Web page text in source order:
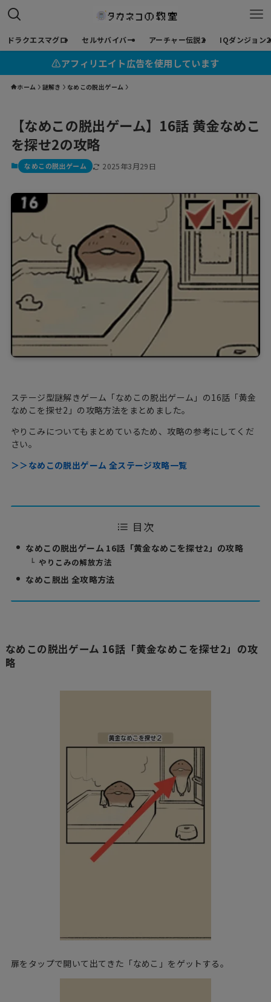
ドラクエスマグロ セルサバイバー アーチャー伝説2 IQダンジョン2
⚠︎アフィリエイト広告を使用しています
ホーム 謎解き なめこの脱出ゲーム
【なめこの脱出ゲーム】16話 黄金なめこ
を探せ2の攻略
なめこの脱出ゲーム 2025年3月29日
ステージ型謎解きゲーム「なめこの脱出ゲーム」の16話「黄金
なめこを探せ2」の攻略方法をまとめました。
やりこみについてもまとめているため、攻略の参考にしてくだ
さい。
＞＞なめこの脱出ゲーム 全ステージ攻略一覧
目次
なめこの脱出ゲーム 16話「黄金なめこを探せ2」の攻略
やりこみの解放方法
なめこ脱出 全攻略方法
なめこの脱出ゲーム 16話「黄金なめこを探せ2」の攻
略
扉をタップで開いて出てきた「なめこ」をゲットする。